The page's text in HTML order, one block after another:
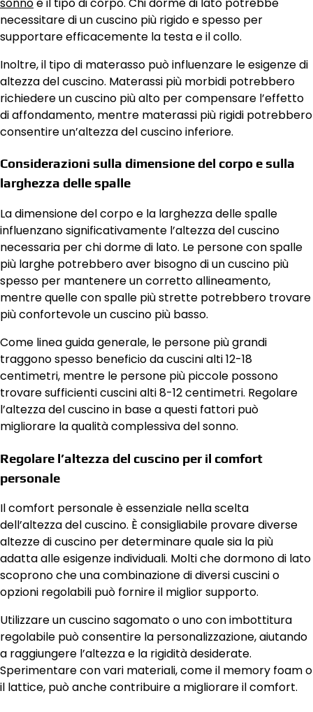
necessitare di un cuscino più rigido e spesso per
supportare efficacemente la testa e il collo.
Inoltre, il tipo di materasso può influenzare le esigenze di
altezza del cuscino. Materassi più morbidi potrebbero
richiedere un cuscino più alto per compensare l’effetto
di affondamento, mentre materassi più rigidi potrebbero
consentire un’altezza del cuscino inferiore.
Considerazioni sulla dimensione del corpo e sulla
larghezza delle spalle
La dimensione del corpo e la larghezza delle spalle
influenzano significativamente l’altezza del cuscino
necessaria per chi dorme di lato. Le persone con spalle
più larghe potrebbero aver bisogno di un cuscino più
spesso per mantenere un corretto allineamento,
mentre quelle con spalle più strette potrebbero trovare
più confortevole un cuscino più basso.
Come linea guida generale, le persone più grandi
traggono spesso beneficio da cuscini alti 12-18
centimetri, mentre le persone più piccole possono
trovare sufficienti cuscini alti 8-12 centimetri. Regolare
l’altezza del cuscino in base a questi fattori può
migliorare la qualità complessiva del sonno.
Regolare l’altezza del cuscino per il comfort
personale
Il comfort personale è essenziale nella scelta
dell’altezza del cuscino. È consigliabile provare diverse
altezze di cuscino per determinare quale sia la più
adatta alle esigenze individuali. Molti che dormono di lato
scoprono che una combinazione di diversi cuscini o
opzioni regolabili può fornire il miglior supporto.
Utilizzare un cuscino sagomato o uno con imbottitura
regolabile può consentire la personalizzazione, aiutando
a raggiungere l’altezza e la rigidità desiderate.
Sperimentare con vari materiali, come il memory foam o
il lattice, può anche contribuire a migliorare il comfort.